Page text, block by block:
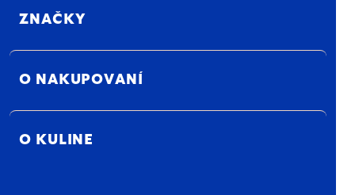
ZNAČKY
O NAKUPOVANÍ
O KULINE